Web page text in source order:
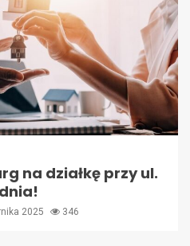
na działkę przy ul.
2025 346